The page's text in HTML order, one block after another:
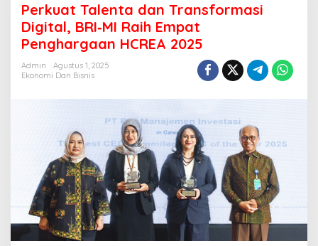
k
u
l
n
t
a
d
n
T
r
a
n
Perkuat Talenta dan Transformasi
Digital, BRI‑MI Raih Empat
Penghargaan HCREA 2025
Admin
Agustus 1, 2025
Ekonomi Dan Bisnis